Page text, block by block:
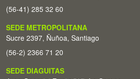
(56-41) 285 32 60
SEDE METROPOLITANA
Sucre 2397, Ñuñoa, Santiago
(56-2) 2366 71 20
SEDE DIAGUITAS